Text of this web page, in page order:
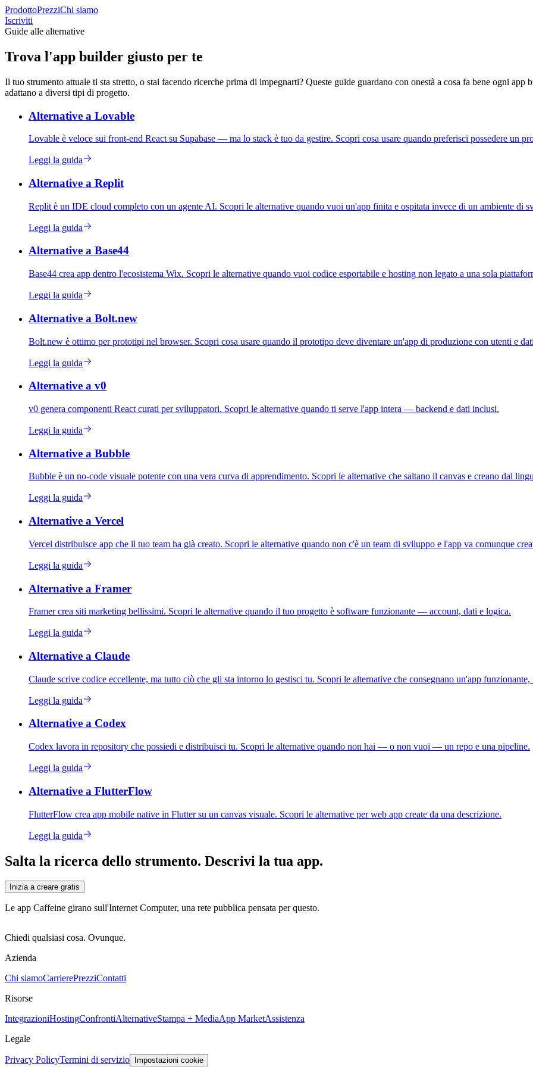
ProdottoPrezziChi siamo
Iscriviti
Guide alle alternative
Trova l'app builder giusto per te
Il tuo strumento attuale ti sta stretto, o stai facendo ricerche prima di impegnarti? Queste guide guardano con onestà a cosa fa bene ogni
adattano a diversi tipi di progetto.
Alternative a Lovable
Lovable è veloce sui front-end React su Supabase — ma lo stack è tuo da gestire. Scopri cosa usare quando preferisci possedere un
Leggi la guida
Alternative a Replit
Replit è un IDE cloud completo con un agente AI. Scopri le alternative quando vuoi un'app finita e ospitata invece di un ambiente di
Leggi la guida
Alternative a Base44
Base44 crea app dentro l'ecosistema Wix. Scopri le alternative quando vuoi codice esportabile e hosting non legato a una sola
Leggi la guida
Alternative a Bolt.new
Bolt.new è ottimo per prototipi nel browser. Scopri cosa usare quando il prototipo deve diventare un'app di produzione con utenti e
Leggi la guida
Alternative a v0
v0 genera componenti React curati per sviluppatori. Scopri le alternative quando ti serve l'app intera — backend e dati inclusi.
Leggi la guida
Alternative a Bubble
Bubble è un no-code visuale potente con una vera curva di apprendimento. Scopri le alternative che saltano il canvas e creano dal
Leggi la guida
Alternative a Vercel
Vercel distribuisce app che il tuo team ha già creato. Scopri le alternative quando non c'è un team di sviluppo e l'app va comunque
Leggi la guida
Alternative a Framer
Framer crea siti marketing bellissimi. Scopri le alternative quando il tuo progetto è software funzionante — account, dati e logica.
Leggi la guida
Alternative a Claude
Claude scrive codice eccellente, ma tutto ciò che gli sta intorno lo gestisci tu. Scopri le alternative che consegnano un'app
Leggi la guida
Alternative a Codex
Codex lavora in repository che possiedi e distribuisci tu. Scopri le alternative quando non hai — o non vuoi — un repo e una pipeline.
Leggi la guida
Alternative a FlutterFlow
FlutterFlow crea app mobile native in Flutter su un canvas visuale. Scopri le alternative per web app create da una descrizione.
Leggi la guida
Salta la ricerca dello strumento. Descrivi la tua app.
Inizia a creare gratis
Le app Caffeine girano sull'Internet Computer, una rete pubblica pensata per questo.
Chiedi qualsiasi cosa. Ovunque.
Azienda
Chi siamoCarrierePrezziContatti
Risorse
IntegrazioniHostingConfrontiAlternativeStampa + MediaApp MarketAssistenza
Legale
Privacy PolicyTermini di servizio Impostazioni cookie